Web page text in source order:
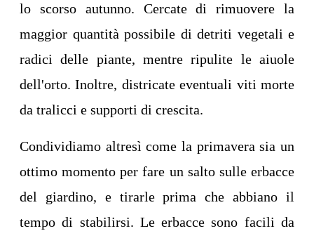
lo scorso autunno. Cercate di rimuovere la
maggior quantità possibile di detriti vegetali e
radici delle piante, mentre ripulite le aiuole
dell'orto. Inoltre, districate eventuali viti morte
da tralicci e supporti di crescita.
Condividiamo altresì come la primavera sia un
ottimo momento per fare un salto sulle erbacce
del giardino, e tirarle prima che abbiano il
tempo di stabilirsi. Le erbacce sono facili da